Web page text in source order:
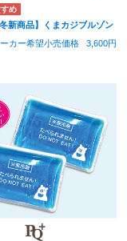
冬新商品】くまカジブルゾン
ーカー希望小売価格
3,600円